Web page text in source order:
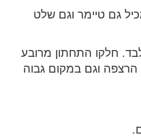
גם טיימר וגם שלט
חלקו התחתון מרובע
הרצפה וגם במקום גבוה